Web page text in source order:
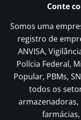
Conte
Somos uma
registro de
ANVISA,
Polícia Federal,
Popular, PBMs,
todos os